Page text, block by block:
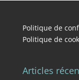
Politique de
Politique de
Articles